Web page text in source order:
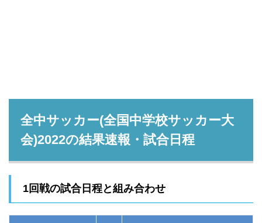
全中サッカー(全国中学校サッカー大
会)2022の結果速報・試合日程
1回戦の試合日程と組み合わせ